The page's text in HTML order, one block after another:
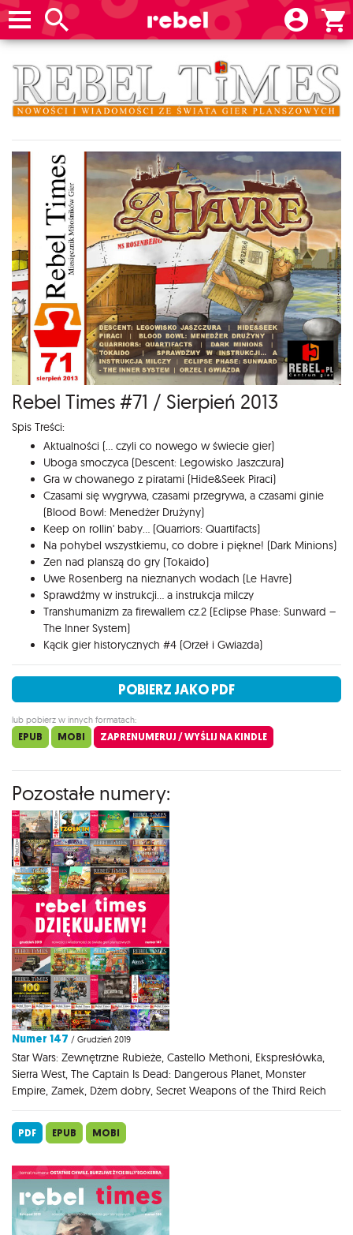
Rebel Times #71 / Sierpień 2013
Spis Treści:
Aktualności (... czyli co nowego w świecie gier)
Uboga smoczyca (Descent: Legowisko Jaszczura)
Gra w chowanego z piratami (Hide&Seek Piraci)
Czasami się wygrywa, czasami przegrywa, a czasami ginie
(Blood Bowl: Menedżer Drużyny)
Keep on rollin' baby... (Quarriors: Quartifacts)
Na pohybel wszystkiemu, co dobre i piękne! (Dark Minions)
Zen nad planszą do gry (Tokaido)
Uwe Rosenberg na nieznanych wodach (Le Havre)
Sprawdźmy w instrukcji... a instrukcja milczy
Transhumanizm za firewallem cz.2 (Eclipse Phase: Sunward –
The Inner System)
Kącik gier historycznych #4 (Orzeł i Gwiazda)
POBIERZ JAKO PDF
lub pobierz w innych formatach:
EPUB MOBI ZAPRENUMERUJ / WYŚLIJ NA KINDLE
Pozostałe numery:
Numer 147 / Grudzień 2019
Star Wars: Zewnętrzne Rubieże, Castello Methoni, Ekspresłówka,
Sierra West, The Captain Is Dead: Dangerous Planet, Monster
Empire, Zamek, Dżem dobry, Secret Weapons of the Third Reich
PDF EPUB MOBI